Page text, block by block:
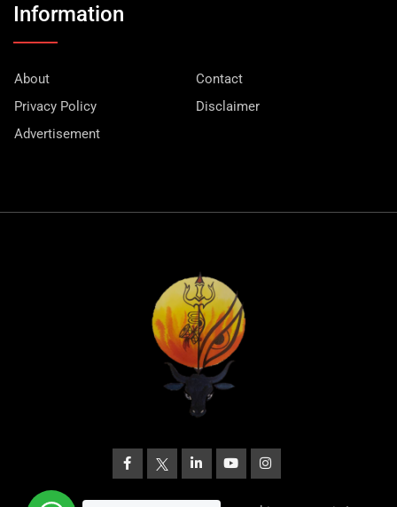
Information
About
Contact
Privacy Policy
Disclaimer
Advertisement